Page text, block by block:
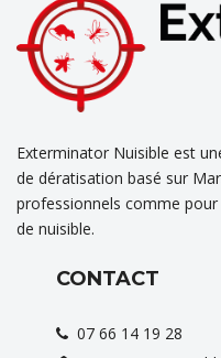
Exterminator Nuisible est
de dératisation basé sur
professionnels comme
de nuisible.
CONTACT
07 66 14 19 28